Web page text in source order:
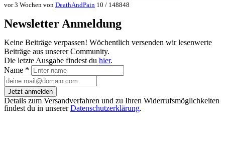
vor 3 Wochen von DeathAndPain 10 / 148848
Newsletter Anmeldung
Keine Beiträge verpassen! Wöchentlich versenden wir lesenwerte
Beiträge aus unserer Community.
Die letzte Ausgabe findest du hier.
Name *
Jetzt anmelden
Details zum Versandverfahren und zu Ihren Widerrufsmöglichkeiten
findest du in unsererDatenschutzerklärung.